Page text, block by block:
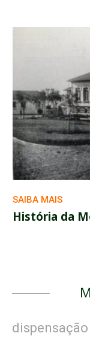
SAIBA MAIS
História da